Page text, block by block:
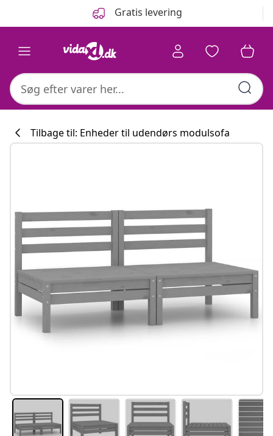
Gratis levering
#sharemevidaxl
Tilbage til: Enheder til udendørs modulsofa